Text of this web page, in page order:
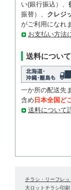
い(銀行振込）、
振替）、 クレジ
がご利用になれ
お支払い方法
送料について
一か所の配送先
含め 日本全国ど
送料について
チラシ・リーフレッ
大ロットチラシ印刷